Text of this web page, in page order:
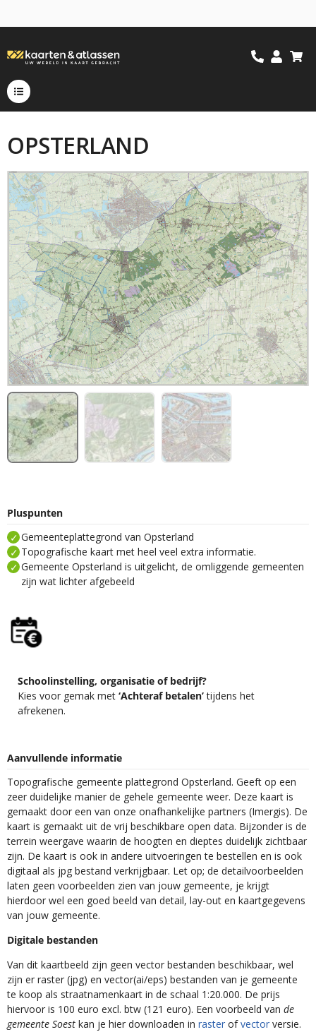
OPSTERLAND
Pluspunten
Gemeenteplattegrond van Opsterland
Topografische kaart met heel veel extra informatie.
Gemeente Opsterland is uitgelicht, de omliggende gemeenten
zijn wat lichter afgebeeld
Schoolinstelling, organisatie of bedrijf?
Kies voor gemak met ‘Achteraf betalen’tijdens het
afrekenen.
Aanvullende informatie
Topografische gemeente plattegrond Opsterland. Geeft op een
zeer duidelijke manier de gehele gemeente weer. Deze kaart is
gemaakt door een van onze onafhankelijke partners (Imergis). De
kaart is gemaakt uit de vrij beschikbare open data. Bijzonder is de
terrein weergave waarin de hoogten en dieptes duidelijk zichtbaar
zijn. De kaart is ook in andere uitvoeringen te bestellen en is ook
digitaal als jpg bestand verkrijgbaar. Let op; de detailvoorbeelden
laten geen voorbeelden zien van jouw gemeente, je krijgt
hierdoor wel een goed beeld van detail, lay-out en kaartgegevens
van jouw gemeente.
Digitale bestanden
Van dit kaartbeeld zijn geen vector bestanden beschikbaar, wel
zijn er raster (jpg) en vector(ai/eps) bestanden van je gemeente
te koop als straatnamenkaart in de schaal 1:20.000. De prijs
hiervoor is 100 euro excl. btw (121 euro). Een voorbeeld van de
gemeente Soest kan je hier downloaden in raster ofvector versie.